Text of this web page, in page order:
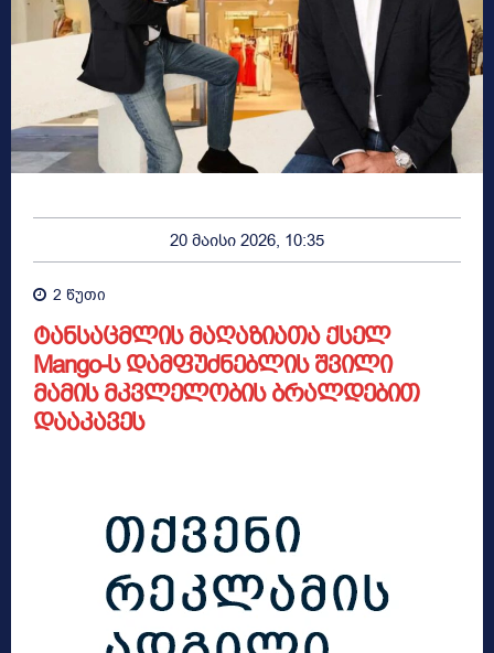
20 მაისი 2026, 10:35
2 წუთი
ტანსაცმლის მაღაზიათა ქსელ
Mango-ს დამფუძნებლის შვილი
მამის მკვლელობის ბრალდებით
დააკავეს